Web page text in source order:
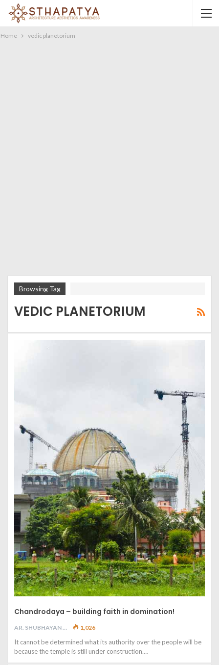
Home vedic planetorium
Browsing Tag
VEDIC PLANETORIUM
Chandrodaya – building faith in domination!
AR. SHUBHAYAN M 1,026
It cannot be determined what its authority over the people will be
because the temple is still under construction.…